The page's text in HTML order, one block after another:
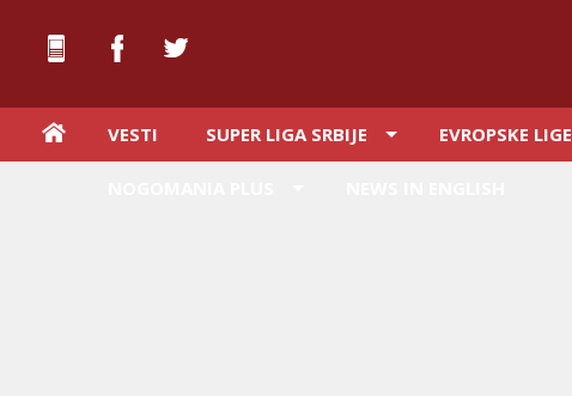
VESTI SUPER LIGA SRBIJE EVROPSKE LIGE